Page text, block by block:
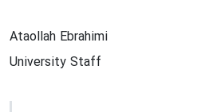
Ataollah Ebrahimi
University Staff